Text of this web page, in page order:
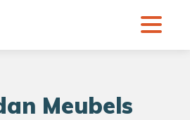
Meubels